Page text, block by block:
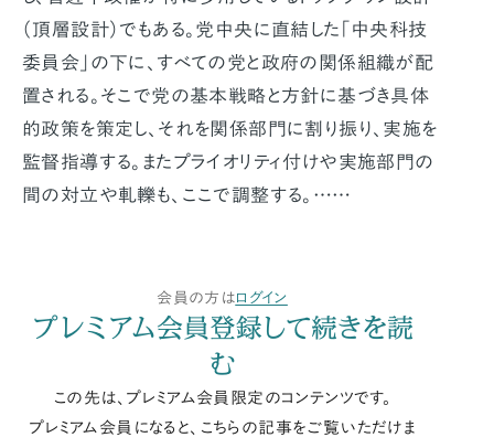
（頂層設計）でもある。党中央に直結した｢中央科技
委員会｣の下に、すべての党と政府の関係組織が配
置される。そこで党の基本戦略と方針に基づき具体
的政策を策定し、それを関係部門に割り振り、実施を
監督指導する。またプライオリティ付けや実施部門の
間の対立や軋轢も、ここで調整する。……
会員の方はログイン
プレミアム会員登録して続きを読
む
この先は、プレミアム会員限定のコンテンツです。
プレミアム会員になると、こちらの記事をご覧いただけま